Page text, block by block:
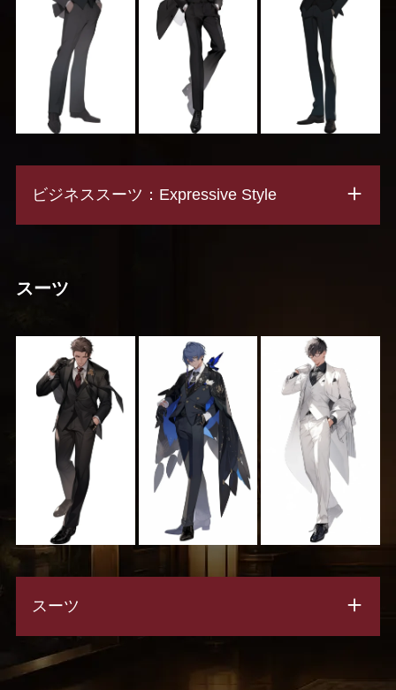
ビジネススーツ：Expressive Style
スーツ
スーツ